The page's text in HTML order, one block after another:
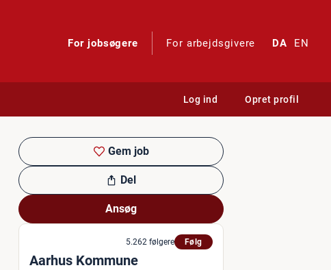
For jobsøgere For arbejdsgivere DA EN
Log ind Opret profil
Gem job
Del
Ansøg
5.262 følgere Følg
Aarhus Kommune